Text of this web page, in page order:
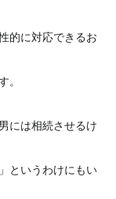
的に対応できるお
。
には相続させるけ
というわけにもい